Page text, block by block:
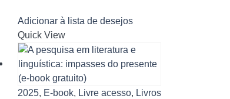
Adicionar à lista de desejos
Quick View
2025, E-book, Livre acesso, Livros